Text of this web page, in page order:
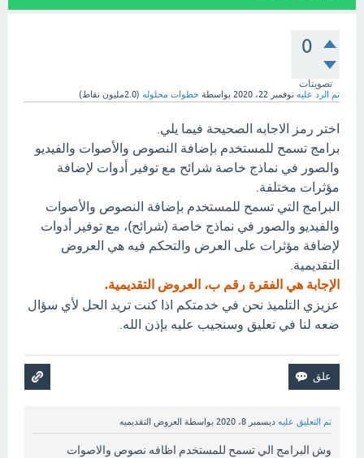
0
تصويتات
تم الرد عليه نوفمبر 22، 2020 بواسطة خطوات محلوله (2.0مليون نقاط)
اختر رمز الاجابه الصحيحة فيما يلي.
برامج تسمح للمستخدم بإضافة النصوص والأصوات والفيديو
والصور في نماذج خاصة شرائح مع توفير أدوات لإضافة
مؤثرات مختلفة.
البرامج التي تسمح للمستخدم بإضافة النصوص والأصوات
والفيديو والصور في نماذج خاصة (شرائح)، مع توفير أدوات
لإضافة مؤثرات على العرض والتحكم فيه هي العروض
التقديمية.
الإجابة هي الفقرة رقم ب، العروض التقديمية.
عزيزي التلميذ نحن في خدمتكم اذا كنت تريد الحل لأي سؤال
ضعه لنا في تعليق وسنجيب عليه بإذن الله.
تم التعليق عليه ديسمبر 8، 2020 بواسطة العروض التقديميه
وش البرامج الي تسمح للمستخدم اظافه نصوص والاصوات